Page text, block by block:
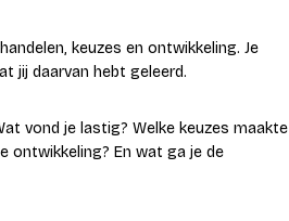
keuzes en ontwikkeling. Je
jij daarvan hebt geleerd.
vond je lastig? Welke keuzes maakte
ontwikkeling? En wat ga je de